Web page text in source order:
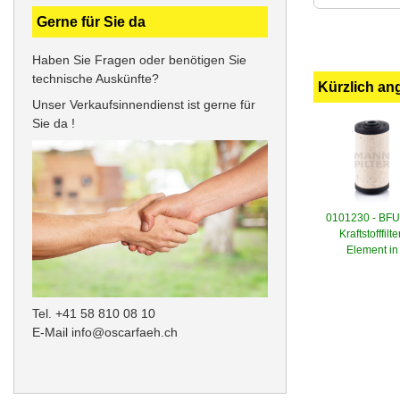
Gerne für Sie da
Haben Sie Fragen oder benötigen Sie
technische Auskünfte?
Unser Verkaufsinnendienst ist gerne für
Sie da !
Tel. +41 58 810 08 10
E-Mail info@oscarfaeh.ch
Kürzlich
0101230 -
Element in